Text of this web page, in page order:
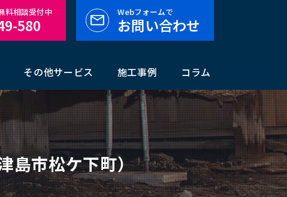
その他サービス 施工事例 コラム
料相談受付中
580
Webフォームで
お問い合わせ
島市松ケ下町）